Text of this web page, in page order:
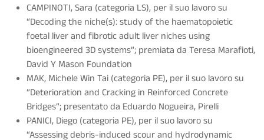
CAMPINOTI, Sara (categoria LS), per il suo lavoro su
“Decoding the niche(s): study of the haematopoietic
foetal liver and fibrotic adult liver niches using
bioengineered 3D systems”; premiata da Teresa Marafioti,
David Y Mason Foundation
MAK, Michele Win Tai (categoria PE), per il suo lavoro su
”Deterioration and Cracking in Reinforced Concrete
Bridges”; presentato da Eduardo Nogueira, Pirelli
PANICI, Diego (categoria PE), per il suo lavoro su
“Assessing debris-induced scour and hydrodynamic